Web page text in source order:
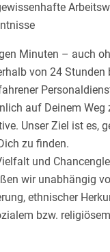
Minuten – auch
von 24 Stunden
auf Deinem Weg
Unser Ziel ist es,
zu finden.
und
wir unabhängig
ethnischer
bzw.